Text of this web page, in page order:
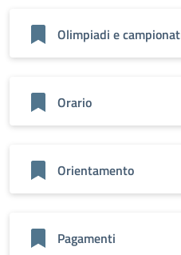
Olimpiadi e
Orario
Orientamento
Pagamenti